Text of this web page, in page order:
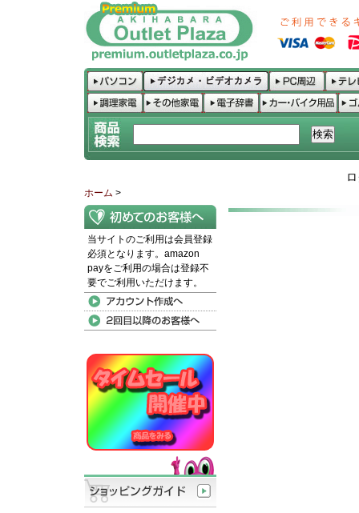
ホーム >
当サイトのご利用は会員登録
必須となります。amazon
payをご利用の場合は登録不
要でご利用いただけます。